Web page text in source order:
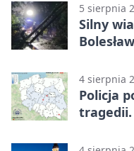
5 sierpnia
Silny
4 sierpnia
Policja
tragedii.